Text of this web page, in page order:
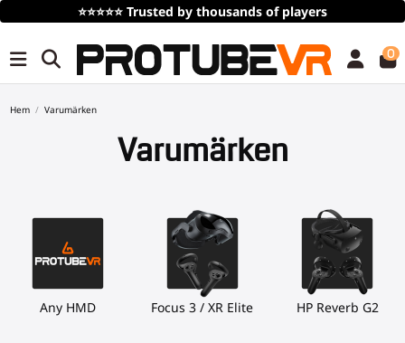
⭐⭐⭐⭐⭐ Trusted by thousands of players
0
Hem Varumärken
Varumärken
Any HMD Focus 3 / XR Elite HP Reverb G2